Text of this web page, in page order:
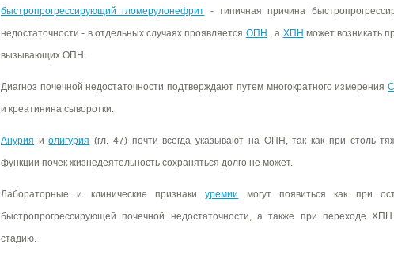
быстропрогрессирующий гломерулонефрит - типичная причина
недостаточности - в отдельных случаях проявляется ОПН , а ХПН может возникать
вызывающих ОПН.
Диагноз почечной недостаточности подтверждают путем многократного измерения
и креатинина сыворотки.
Анурия иолигурия (гл. 47) почти всегда указывают на ОПН, так как при столь
функции почек жизнедеятельность сохраняться долго не может.
Лабораторные и клинические признакиуремии могут появиться как при
быстропрогрессирующей почечной недостаточности, а также при переходе
стадию.